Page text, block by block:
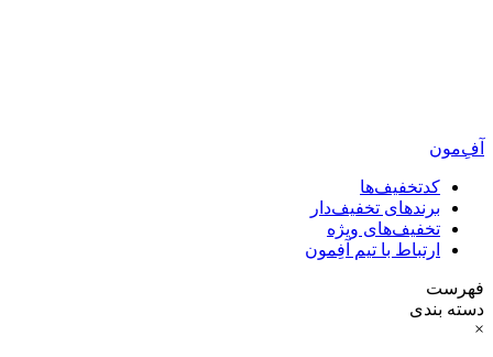
آفِ‌مون
کدتخفیف‌ها
برندهای تخفیف‌دار
تخفیف‌های ویژه
ارتباط با تیم آفِمون
فهرست
دسته بندی
×